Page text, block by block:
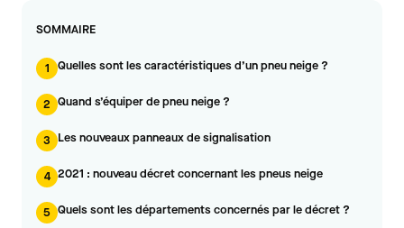
SOMMAIRE
1 Quelles sont les caractéristiques d’un pneu neige ?
2 Quand s’équiper de pneu neige ?
3 Les nouveaux panneaux de signalisation
4 2021 : nouveau décret concernant les pneus neige
5 Quels sont les départements concernés par le décret ?